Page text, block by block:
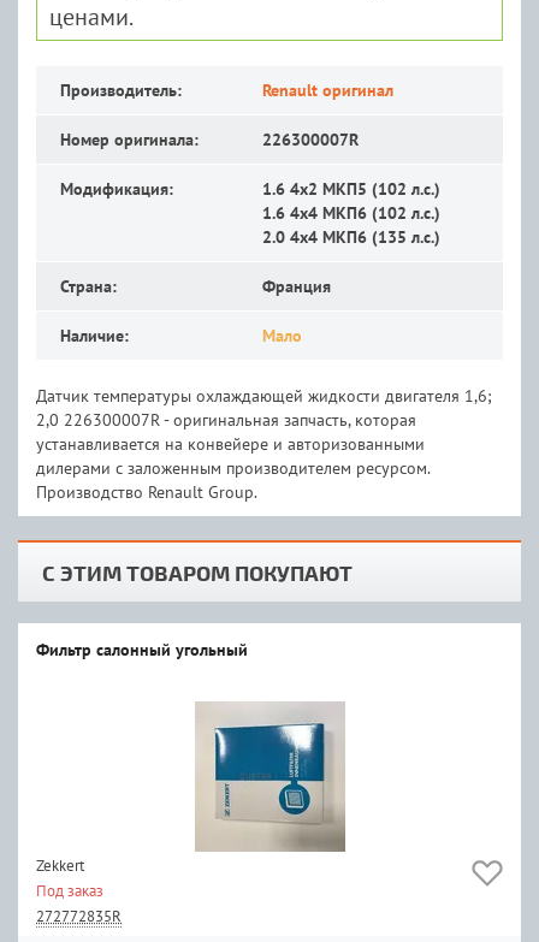
ценами.
Производитель: Renault оригинал
Номер оригинала: 226300007R
Модификация:
1.6 4x2 MКП5 (102 л.с.)
1.6 4x4 MКП6 (102 л.с.)
2.0 4x4 MКП6 (135 л.с.)
Страна: Франция
Наличие: Мало
Датчик температуры охлаждающей жидкости двигателя 1,6;
2,0 226300007R - оригинальная запчасть, которая
устанавливается на конвейере и авторизованными
дилерами с заложенным производителем ресурсом.
Производство Renault Group.
С ЭТИМ ТОВАРОМ ПОКУПАЮТ
Фильтр салонный угольный
Zekkert
Под заказ
272772835R